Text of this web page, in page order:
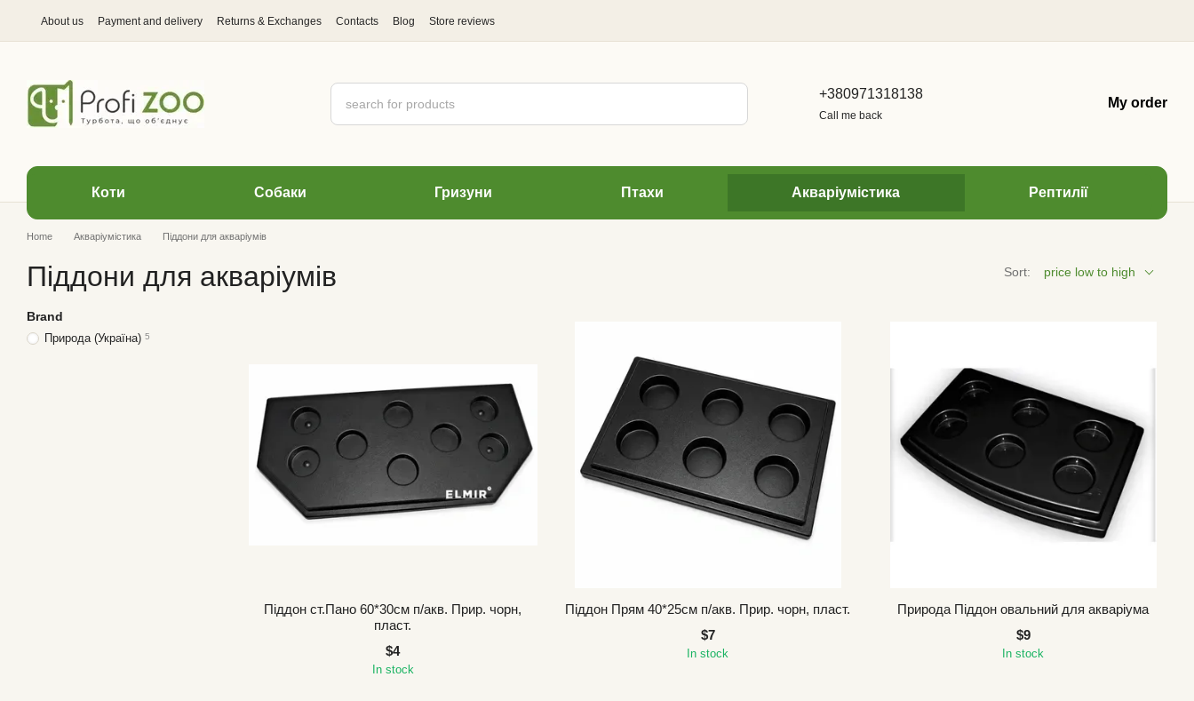
About us Payment and delivery Returns & Exchanges Contacts Blog Store reviews
+380971318138
Call me back
My order
Коти Cобаки Гризуни Птахи Акваріумістика Рептилії
Home Акваріумістика Піддони для акваріумів
Піддони для акваріумів Sort: price low to high
Піддон ст.Пано 60*30см п/акв. Прир. чорн,
пласт.
$4
In stock
Піддон Прям 40*25см п/акв. Прир. чорн, пласт.
$7
In stock
Природа Піддон овальний для акваріума
$9
In stock
Brand
Природа (Україна) 5